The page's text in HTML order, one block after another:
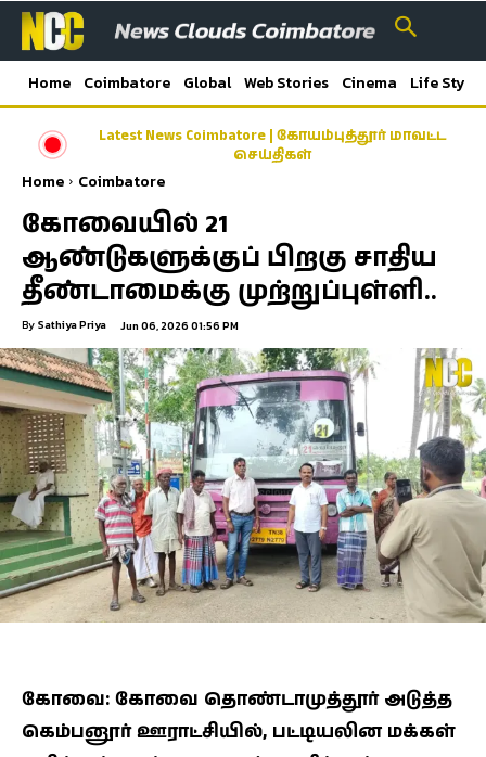
Home Coimbatore Global Web Stories Cinema Life Style
Latest News Coimbatore | கோயம்புத்தூர் மாவட்ட
செய்திகள்
Home Coimbatore
கோவையில் 21
ஆண்டுகளுக்குப் பிறகு சாதிய
தீண்டாமைக்கு முற்றுப்புள்ளி..
By Sathiya Priya Jun 06, 2026 01:56 PM
கோவை: கோவை தொண்டாமுத்தூர் அடுத்த
கெம்பனூர் ஊராட்சியில், பட்டியலின மக்கள்